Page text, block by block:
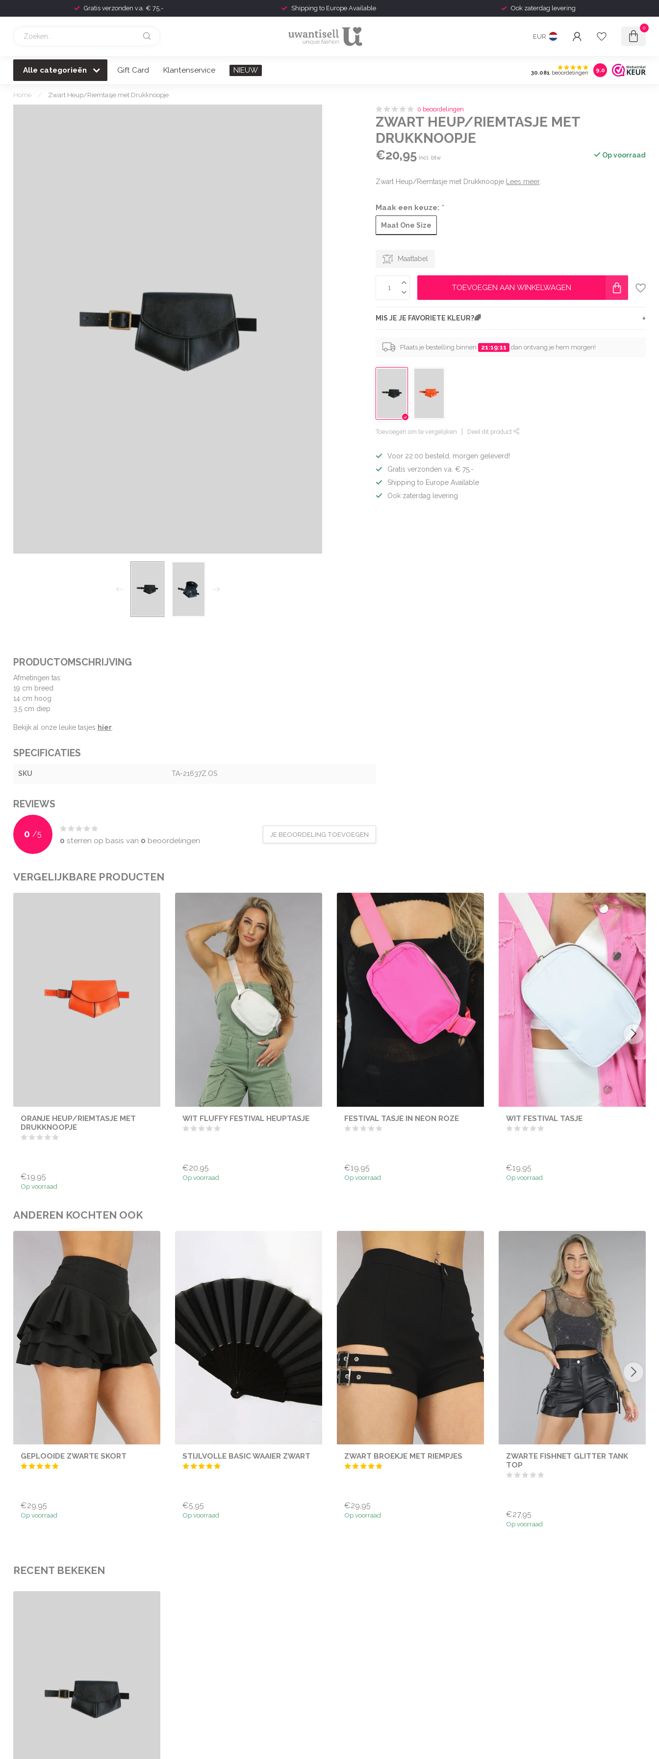
Voor 22:00 besteld, morgen geleverd! Gratis verzonden v.a. € 75,- Shipping to Europe Available
EUR
0
Alle categorieën Gift Card Klantenservice NIEUW 30.081 beoordelingen 9.0
Home / Zwart Heup/Riemtasje met Drukknoopje
0 beoordelingen
ZWART HEUP/RIEMTASJE MET
DRUKKNOOPJE
€20,95 Incl. btw Op voorraad
Zwart Heup/Riemtasje met Drukknoopje Lees meer.
Maak een keuze: *
Maat One Size
Maattabel
TOEVOEGEN AAN WINKELWAGEN
MIS JE JE FAVORIETE KLEUR?🌈 +
Plaats je bestelling binnen 21:19:10 dan ontvang je hem morgen!
Toevoegen om te vergelijken Deel dit product
Voor 22:00 besteld, morgen geleverd!
Gratis verzonden v.a. € 75,-
Shipping to Europe Available
Ook zaterdag levering
PRODUCTOMSCHRIJVING
Afmetingen tas:
19 cm breed
14 cm hoog
3,5 cm diep
Bekijk al onze leuke tasjes hier
SPECIFICATIES
SKU TA-21637Z.OS
REVIEWS
0 /5
0 sterren op basis van 0 beoordelingen
JE BEOORDELING TOEVOEGEN
VERGELIJKBARE PRODUCTEN
ORANJE HEUP/RIEMTASJE MET
DRUKKNOOPJE
€19,95
Op voorraad
WIT FLUFFY FESTIVAL HEUPTASJE
€20,95
Op voorraad
FESTIVAL TASJE IN NEON ROZE
€19,95
Op voorraad
WIT FESTIVAL TASJE
€19,95
Op voorraad
ANDEREN KOCHTEN OOK
GEPLOOIDE ZWARTE SKORT
€29,95
Op voorraad
STIJLVOLLE BASIC WAAIER ZWART
€5,95
Op voorraad
ZWART BROEKJE MET RIEMPJES
€29,95
Op voorraad
ZWARTE FISHNET GLITTER TANK
TOP
€27,95
Op voorraad
RECENT BEKEKEN